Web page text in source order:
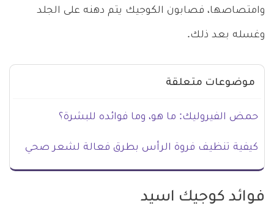
وامتصاصها، فصابون الكوجيك يتم دهنه على الجلد
وغسله بعد ذلك.
موضوعات متعلقة
حمض الفيروليك: ما هو، وما فوائده للبشرة؟
كيفية تنظيف فروة الرأس بطرق فعالة لشعر صحي
فوائد كوجيك اسيد